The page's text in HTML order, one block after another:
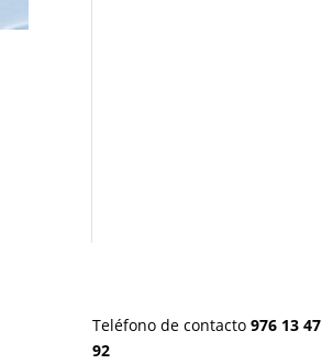
Teléfono de contacto 976 13 47
92